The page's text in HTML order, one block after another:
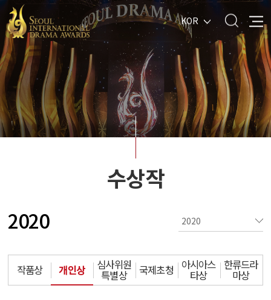
KOR
수상작
2020
작품상 개인상 심사위원
특별상 국제초청 아시아스
타상
한류드라
마상